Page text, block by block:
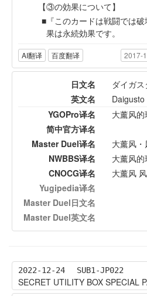
【③の効果について】
『このカードは戦闘では
果は永続効果です。
AI翻译 百度翻译 2017-
日文名
ダイガ
英文名
YGOPro译名
大薰风的
简中官方译名
Master Duel译名
大薰风
NWBBS译名
大薰风的
CNOCG译名
大薰风
Yugipedia译名
Master Duel日文名
Master Duel英文名
2022-12-24 SUB1-JP022
SECRET UTILITY BOX SPECIAL